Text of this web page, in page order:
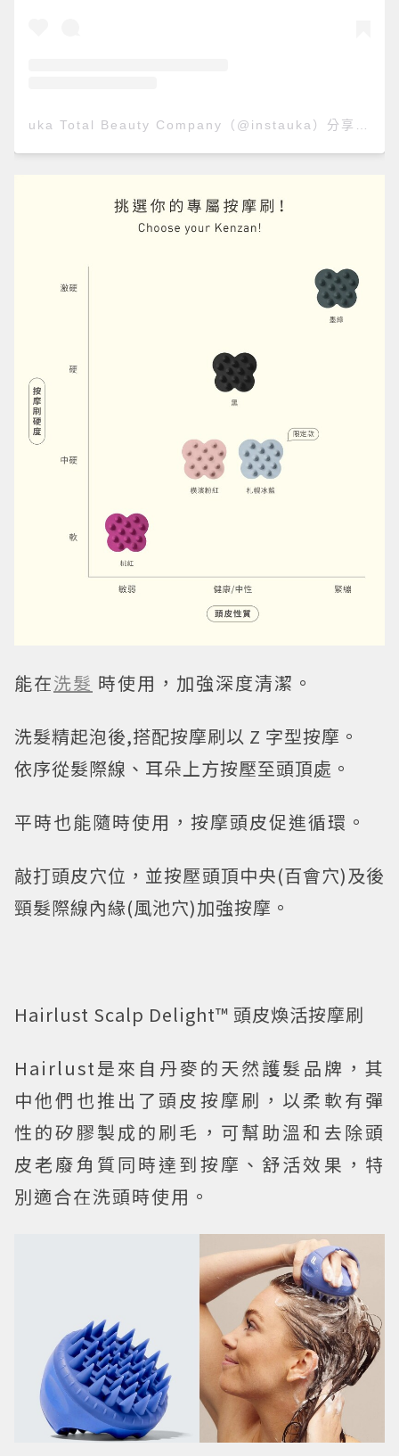
能在洗髮 時使用，加強深度清潔。
洗髮精起泡後,搭配按摩刷以 Z 字型按摩。
依序從髮際線、耳朵上方按壓至頭頂處。
平時也能隨時使用，按摩頭皮促進循環。
敲打頭皮穴位，並按壓頭頂中央(百會穴)及後
頸髮際線內緣(風池穴)加強按摩。
Hairlust Scalp Delight™ 頭皮煥活按摩刷
Hairlust是來自丹麥的天然護髮品牌，其
中他們也推出了頭皮按摩刷，以柔軟有彈
性的矽膠製成的刷毛，可幫助溫和去除頭
皮老廢角質同時達到按摩、舒活效果，特
別適合在洗頭時使用。